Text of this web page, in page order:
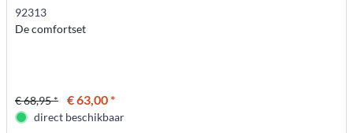
92313
De comfortset
€ 68,95 * € 63,00 *
direct beschikbaar